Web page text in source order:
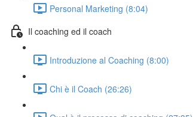
Personal Marketing (8:04)
Il coaching ed il coach
Introduzione al Coaching (8:00)
Chi è il Coach (26:26)